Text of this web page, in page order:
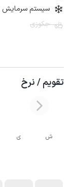
سیستم سرمایش
جکوزی
تقویم / نرخ
ش ی